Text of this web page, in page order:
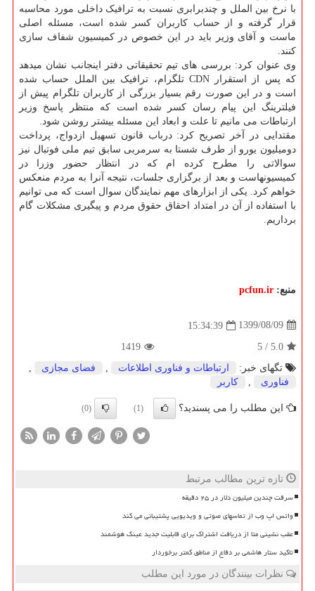
با نرخ بین الملل و چندبرابری نسبت به ترافیک داخلی مورد محاسبه
قرار گرفته و از حساب کاربران کسر شده است، مسئله اصلی
ماست و آقای وزیر باید در این خصوص در کمیسیون شفاف سازی
کنند.
وی عنوان کرد: بررسی های تیم تحقیقاتی دفتر اینجانب نشان میدهد
که پس از استقرار CDN تلگرام، ترافیک بین الملل حساب شده
است و در این صورت رقم بسیار بزرگی از کاربران تلگرام پیش از
فیلترینگ این پیام رسان کسر شده است که منتظر پاسخ وزیر
ارتباطات می مانیم تا علت و ابعاد این مسئله بیشتر روشن شود.
مقتدایی در آخر تصریح کرد: درباب قانون تسهیل ازدواج، پرداخت
دومیلیون یورو از طرف شستا به سرمربی سابق تیم ملی فوتبال نیز
سوالاتی را مطرح کرده ام که در انتظار حضور وزرا در
کمیسیونهاست و بعد از برگزاری جلسات، نتیجه آنرا به مردم منعکس
خواهم کرد. یکی از ابزارهای مهم نمایندگان سوال است که می توانیم
با استفاده از آن در امتداد احقاق حقوق مردم و پیگیری مشکلات گام
برداریم.
منبع: pcfun.ir
1399/08/09
15:34:39
5.0
/
5
1419
تگهای خبر:
ارتباطات و فناوری اطلاعات فضای مجازی
فناوری
كاربر
این مطلب را می پسندید؟ (1)
(0)
تازه ترین مطالب مرتبط
سرقت چندین میلیون دلار در ۲۵ دقیقه
واتس اپ وب از تماسهای صوتی و ویدیویی پشتیبانی می کند
عقب نشینی متا از دریافت اشتراک برای قابلیت جدید عینک هوشمند
تاکید ستار هاشمی بر دفاع از مناطق کمتر برخوردار
نظرات بینندگان در مورد این مطلب